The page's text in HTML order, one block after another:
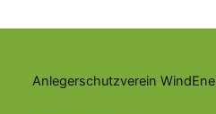
Anlegerschutzverein